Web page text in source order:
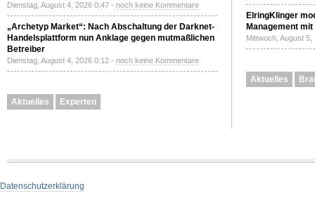
Dienstag, August 4, 2026 0:47 - noch keine Kommentare
„Archetyp Market“: Nach Abschaltung der Darknet-
Handelsplattform nun Anklage gegen mutmaßlichen
Betreiber
Dienstag, August 4, 2026 0:12 - noch keine Kommentare
Aktuelles Experten
ElringKlinger
Management
Mittwoch, August
Aktuelles
Datenschutzerklärung